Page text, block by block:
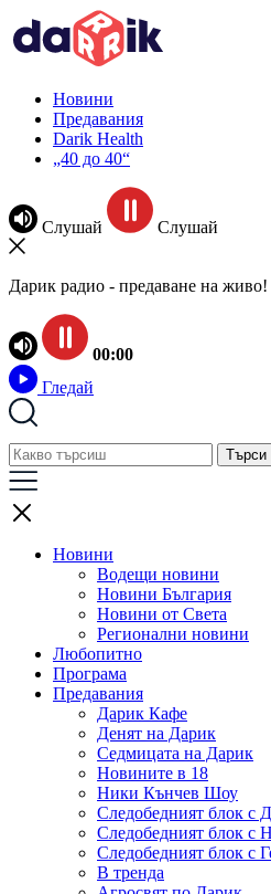
Новини
Предавания
Darik Health
„40 до 40“
Слушай Слушай
Дарик радио - предаване на живо!
00:00
Гледай
Новини
Водещи новини
Новини България
Новини от Света
Регионални новини
Любопитно
Програма
Предавания
Дарик Кафе
Денят на Дарик
Седмицата на Дарик
Новините в 18
Ники Кънчев Шоу
Следобедният блок с
Следобедният блок с
Следобедният блок с
В тренда